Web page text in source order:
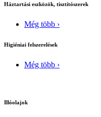
Háztartási eszközök, tisztítószerek
Még több ›
Higiéniai felszerelések
Még több ›
Illóolajok